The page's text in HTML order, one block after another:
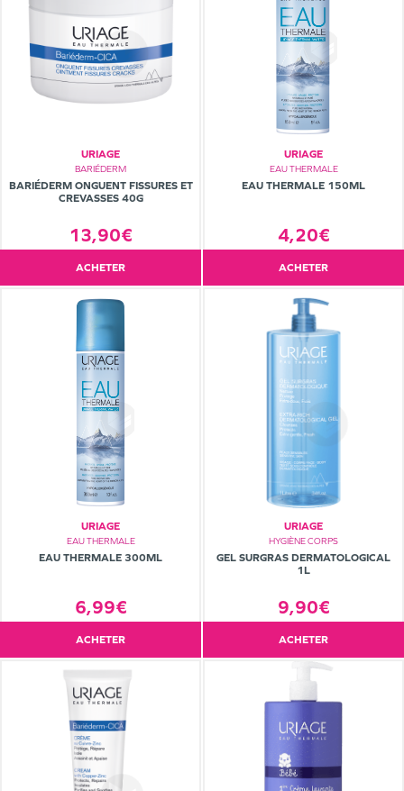
URIAGE
BARIÉDERM
BARIÉDERM ONGUENT FISSURES ET
CREVASSES 40G
13,90€
ACHETER
URIAGE
EAU THERMALE
EAU THERMALE 150ML
4,20€
ACHETER
URIAGE
EAU THERMALE
EAU THERMALE 300ML
6,99€
ACHETER
URIAGE
HYGIÈNE CORPS
GEL SURGRAS DERMATOLOGICAL
1L
9,90€
ACHETER